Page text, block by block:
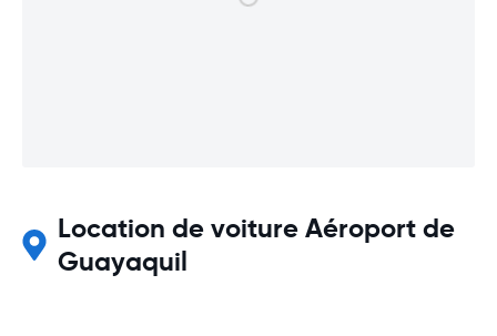
Location de voiture Aéroport de
Guayaquil